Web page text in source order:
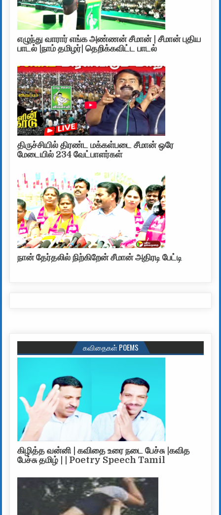
எழுந்து வாரார் எங்க அண்ணன் சீமான் | சீமான் புதிய
பாடல் |நாம் தமிழர்| தெறிக்கவிட்ட பாடல்
திருச்சியில் திரண்ட மக்கள்படை சீமான் ஒரே
மேடையில் 234 வேட்பாளர்கள்
நான் தேர்தலில் நிற்கிறேன் சீமான் அதிரடி பேட்டி
கவிதைகள் POEMS
கிழித்த வன்னி | கவிதை உரை நடை பேச்சு |கவித
பேச்சு தமிழ் | | Poetry Speech Tamil